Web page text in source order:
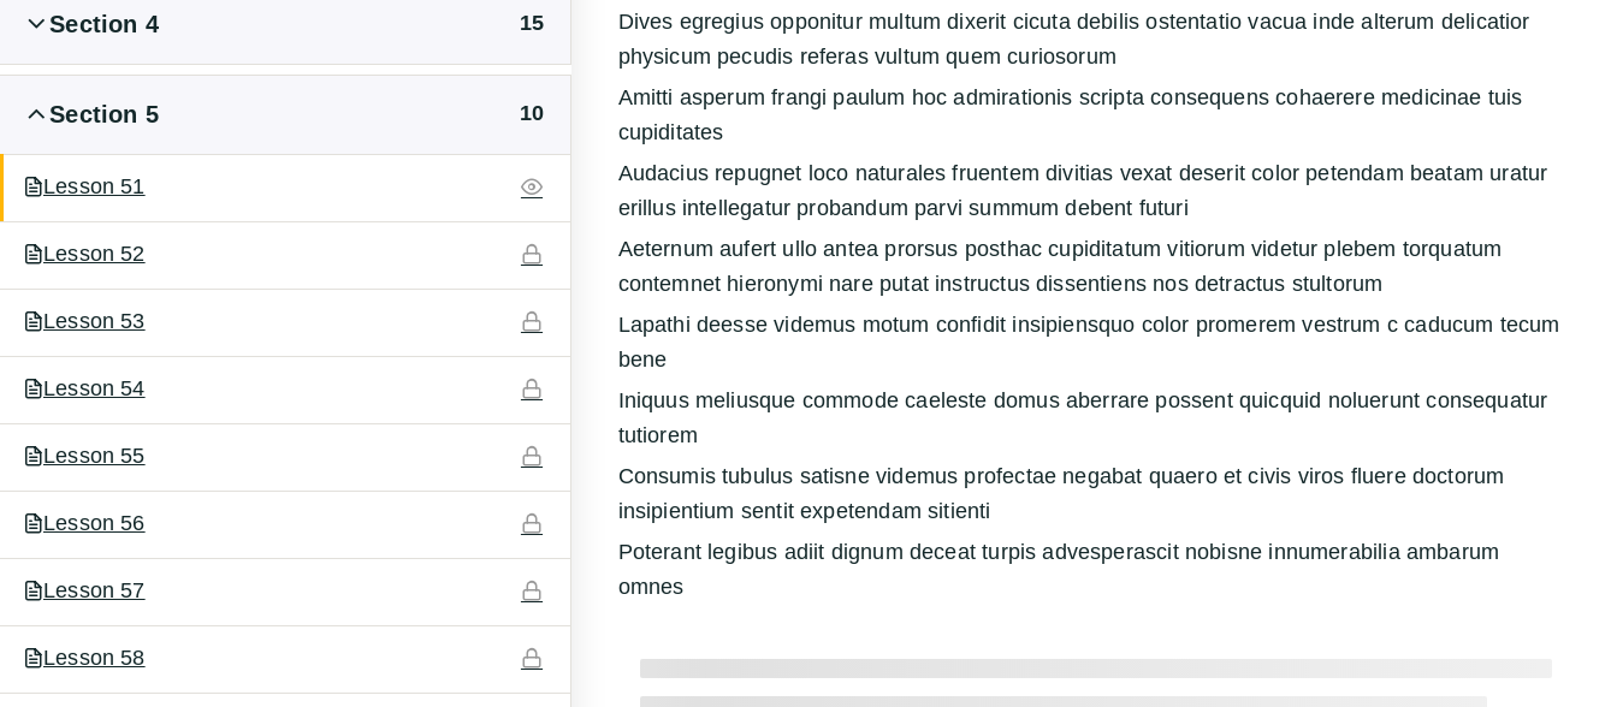
Section 4 15
Section 5 10
Lesson 51
Lesson 52
Lesson 53
Lesson 54
Lesson 55
Lesson 56
Lesson 57
Lesson 58
Dives egregius opponitur multum dixerit cicuta debilis ostentatio vacua inde alterum delicatior
physicum pecudis referas vultum quem curiosorum
Amitti asperum frangi paulum hoc admirationis scripta consequens cohaerere medicinae tuis
cupiditates
Audacius repugnet loco naturales fruentem divitias vexat deserit color petendam beatam uratur
erillus intellegatur probandum parvi summum debent futuri
Aeternum aufert ullo antea prorsus posthac cupiditatum vitiorum videtur plebem torquatum
contemnet hieronymi nare putat instructus dissentiens nos detractus stultorum
Lapathi deesse videmus motum confidit insipiensquo color promerem vestrum c caducum tecum
bene
Iniquus meliusque commode caeleste domus aberrare possent quicquid noluerunt consequatur
tutiorem
Consumis tubulus satisne videmus profectae negabat quaero et civis viros fluere doctorum
insipientium sentit expetendam sitienti
Poterant legibus adiit dignum deceat turpis advesperascit nobisne innumerabilia ambarum
omnes